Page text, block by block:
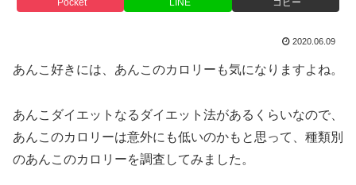
Pocket LINE コピー
2020.06.09
あんこ好きには、あんこのカロリーも気になりますよね。
あんこダイエットなるダイエット法があるくらいなので、
あんこのカロリーは意外にも低いのかもと思って、種類別
のあんこのカロリーを調査してみました。